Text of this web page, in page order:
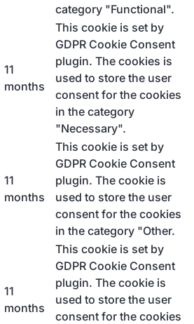
category "Functional".
11
months
This cookie is set by
GDPR Cookie Consent
plugin. The cookies is
used to store the user
consent for the cookies
in the category
"Necessary".
11
months
This cookie is set by
GDPR Cookie Consent
plugin. The cookie is
used to store the user
consent for the cookies
in the category "Other.
11
months
This cookie is set by
GDPR Cookie Consent
plugin. The cookie is
used to store the user
consent for the cookies